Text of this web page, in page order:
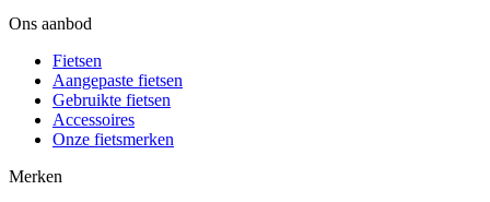
Ons aanbod
Fietsen
Aangepaste fietsen
Gebruikte fietsen
Accessoires
Onze fietsmerken
Merken